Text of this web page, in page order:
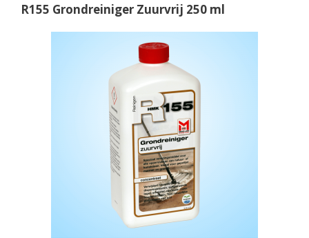
R155 Grondreiniger Zuurvrij 250 ml